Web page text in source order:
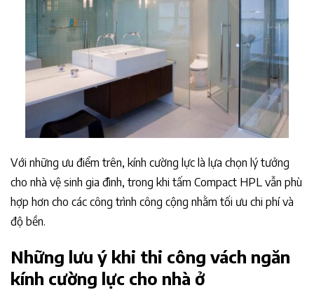
Với những ưu điểm trên, kính cường lực là lựa chọn lý tưởng
cho nhà vệ sinh gia đình, trong khi tấm Compact HPL vẫn phù
hợp hơn cho các công trình công cộng nhằm tối ưu chi phí và
độ bền.
Những lưu ý khi thi công vách ngăn
kính cường lực cho nhà ở